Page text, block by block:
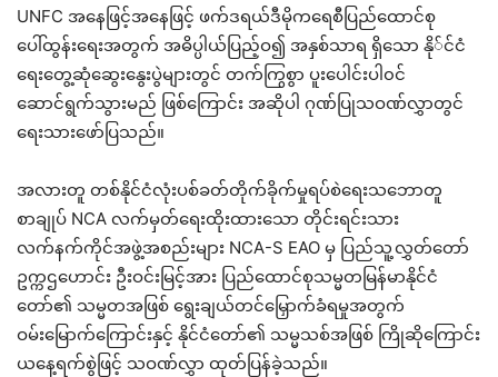
UNFC အနေဖြင့်အနေဖြင့် ဖက်ဒရယ်ဒီမိုကရေစီပြည်ထောင်စု
ပေါ်ထွန်းရေးအတွက် အဓိပ္ပါယ်ပြည့်ဝ၍ အနှစ်သာရ ရှိသော နို်င်ငံ
ရေးတွေ့ဆုံဆွေးနွေးပွဲများတွင် တက်ကြွစွာ ပူးပေါင်းပါ၀င်
ဆောင်ရွက်သွားမည် ဖြစ်ကြောင်း အဆိုပါ ဂုဏ်ပြုသဝဏ်လွှာတွင်
ရေးသားဖော်ပြသည်။
အလားတူ တစ်နိုင်ငံလုံးပစ်ခတ်တိုက်ခိုက်မှုရပ်စဲရေးသဘောတူ
စာချုပ် NCA လက်မှတ်ရေးထိုးထားသော တိုင်းရင်းသား
လက်နက်ကိုင်အဖွဲ့အစည်းများ NCA-S EAO မှ ပြည်သူ့လွှတ်တော်
ဥက္ကဌဟောင်း ဦးဝင်းမြင့်အား ပြည်ထောင်စုသမ္မတမြန်မာနိုင်ငံ
တော်၏ သမ္မတအဖြစ် ရွေးချယ်တင်မြှောက်ခံရမှုအတွက်
ဝမ်းမြောက်ကြောင်းနှင့် နိုင်ငံတော်၏ သမ္မသစ်အဖြစ် ကြိုဆိုကြောင်း
ယနေ့ရက်စွဲဖြင့် သဝဏ်လွှာ ထုတ်ပြန်ခဲ့သည်။